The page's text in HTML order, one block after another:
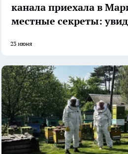
канала приехала в
местные секреты:
23 июня